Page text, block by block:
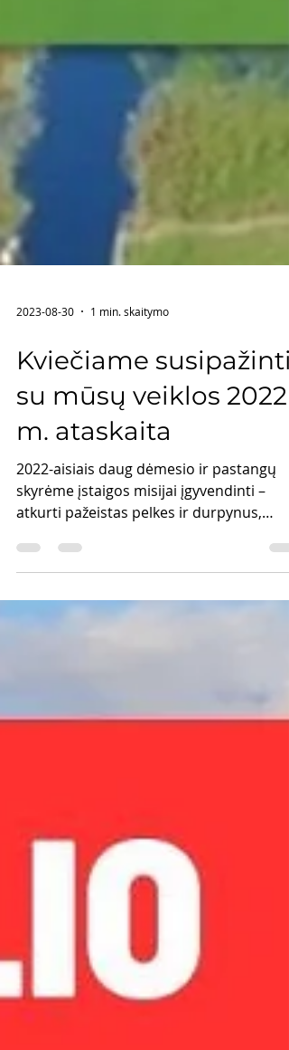
2023-08-30 1 min. skaitymo
Kviečiame susipažinti
su mūsų veiklos 2022
m. ataskaita
2022-aisiais daug dėmesio ir pastangų
atkurti pažeistas pelkes ir durpynus,
užtikrinti jų apsaugą...